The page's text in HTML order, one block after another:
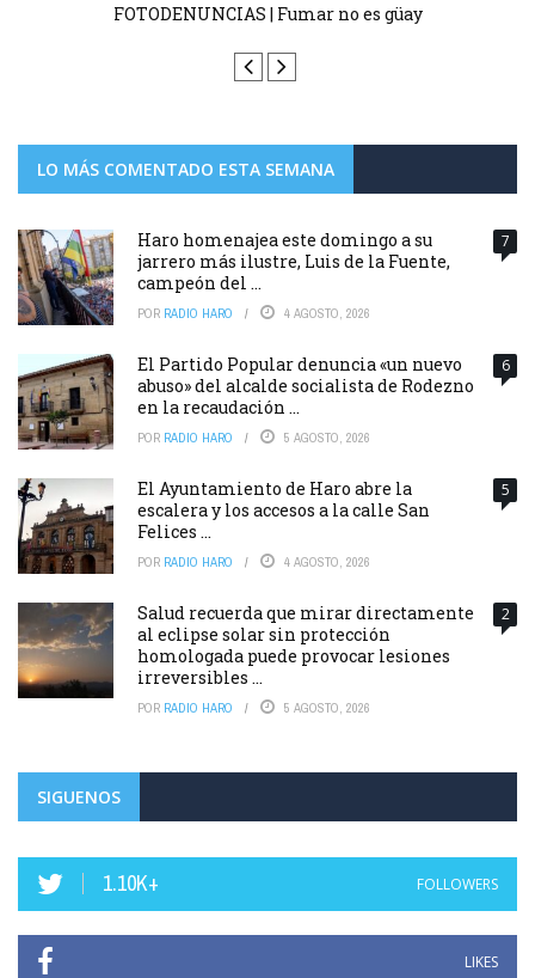
FOTODENUNCIAS | Fumar no es güay
LO MÁS COMENTADO ESTA SEMANA
Haro homenajea este domingo a su
jarrero más ilustre, Luis de la Fuente,
campeón del ...
POR RADIO HARO 4 AGOSTO, 2026
7
El Partido Popular denuncia «un nuevo
abuso» del alcalde socialista de Rodezno
en la recaudación ...
POR RADIO HARO 5 AGOSTO, 2026
6
El Ayuntamiento de Haro abre la
escalera y los accesos a la calle San
Felices ...
POR RADIO HARO 4 AGOSTO, 2026
5
Salud recuerda que mirar directamente
al eclipse solar sin protección
homologada puede provocar lesiones
irreversibles ...
POR RADIO HARO 5 AGOSTO, 2026
2
SIGUENOS
1.10K+ FOLLOWERS
LIKES